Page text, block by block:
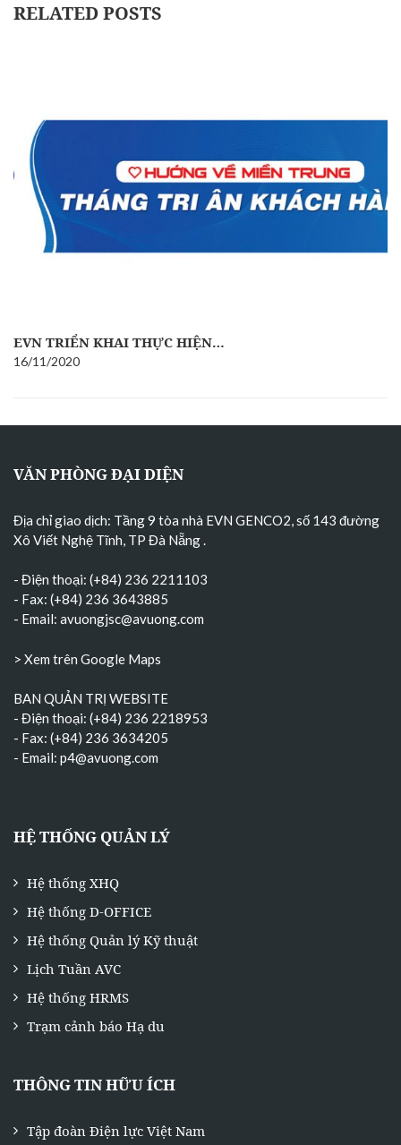
RELATED POSTS
EVN TRIỂN KHAI THỰC HIỆN…
16/11/2020
VĂN PHÒNG ĐẠI DIỆN
Địa chỉ giao dịch: Tầng 9 tòa nhà EVN GENCO2, số 143 đường
Xô Viết Nghệ Tĩnh, TP Đà Nẵng
- Điện thoại: (+84) 236 2211103
- Fax: (+84) 236 3643885
- Email: avuongjsc@avuong.com
> Xem trên Google Maps
BAN QUẢN TRỊ WEBSITE
- Điện thoại: (+84) 236 2218953
- Fax: (+84) 236 3634205
- Email: p4@avuong.com
HỆ THỐNG QUẢN LÝ
Hệ thống XHQ
Hệ thống D-OFFICE
Hệ thống Quản lý Kỹ thuật
Lịch Tuần AVC
Hệ thống HRMS
Trạm cảnh báo Hạ du
THÔNG TIN HỮU ÍCH
Tập đoàn Điện lực Việt Nam